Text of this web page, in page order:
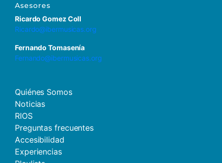
Asesores
Ricardo Gomez Coll
Ricardo@ibermusicas.org
Fernando Tomasenía
Fernando@ibermusicas.org
Quiénes Somos
Noticias
RIOS
Preguntas frecuentes
Accesibilidad
Experiencias